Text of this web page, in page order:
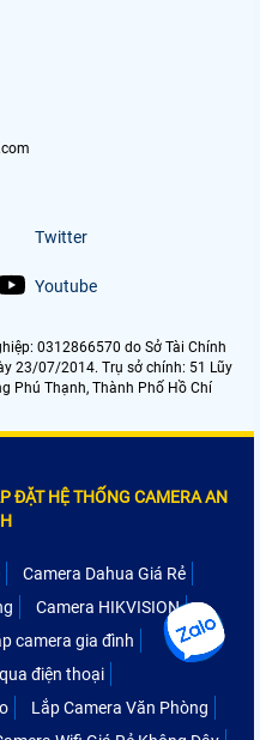
Twitter
Youtube
0312866570 do Sở Tài Chính
23/07/2014. Trụ sở chính: 51 Lũy
Phú Thạnh, Thành Phố Hồ Chí
ĐẶT HỆ THỐNG CAMERA AN
Camera Dahua Giá Rẻ
Camera HIKVISION
camera gia đình
điện thoại
Lắp Camera Văn Phòng